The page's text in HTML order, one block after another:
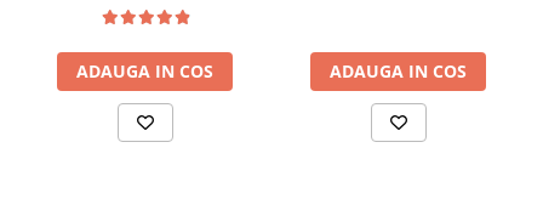
ADAUGA IN COS ADAUGA IN COS